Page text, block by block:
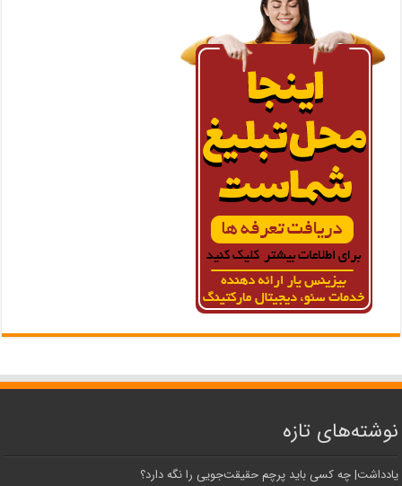
نوشته‌های تازه
یادداشت| ‌چه کسی باید پرچم حقیقت‌جویی را نگه دارد؟